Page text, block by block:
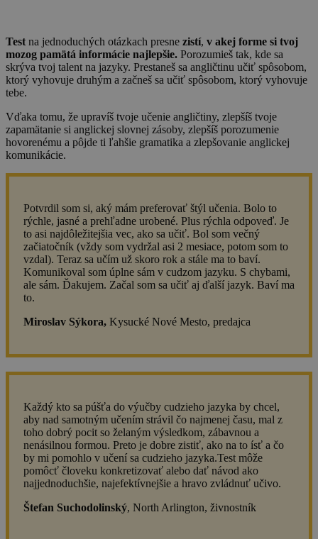
Test na jednoduchých otázkach presne zistí, v akej forme si tvoj
mozog pamätá informácie najlepšie. Porozumieš tak, kde sa
skrýva tvoj talent na jazyky. Prestaneš sa angličtinu učiť spôsobom,
ktorý vyhovuje druhým a začneš sa učiť spôsobom, ktorý vyhovuje
tebe.
Vďaka tomu, že upravíš tvoje učenie angličtiny, zlepšíš tvoje
zapamätanie si anglickej slovnej zásoby, zlepšíš porozumenie
hovorenému a pôjde ti ľahšie gramatika a zlepšovanie anglickej
komunikácie.
Potvrdil som si, aký mám preferovať štýl učenia. Bolo to
rýchle, jasné a prehľadne urobené. Plus rýchla odpoveď. Je
to asi najdôležitejšia vec, ako sa učiť. Bol som večný
začiatočník (vždy som vydržal asi 2 mesiace, potom som to
vzdal). Teraz sa učím už skoro rok a stále ma to baví.
Komunikoval som úplne sám v cudzom jazyku. S chybami,
ale sám. Ďakujem. Začal som sa učiť aj ďalší jazyk. Baví ma
to.
Miroslav Sýkora, Kysucké Nové Mesto, predajca
Každý kto sa púšťa do výučby cudzieho jazyka by chcel,
aby nad samotným učením strávil čo najmenej času, mal z
toho dobrý pocit so želaným výsledkom, zábavnou a
nenásilnou formou. Preto je dobre zistiť, ako na to ísť a čo
by mi pomohlo v učení sa cudzieho jazyka.Test môže
pomôcť človeku konkretizovať alebo dať návod ako
najjednoduchšie, najefektívnejšie a hravo zvládnuť učivo.
Štefan Suchodolinský, North Arlington, živnostník